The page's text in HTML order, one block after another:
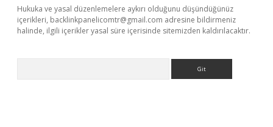
Hukuka ve yasal düzenlemelere aykırı olduğunu düşündüğünüz
içerikleri, backlinkpanelicomtr@gmail.com adresine bildirmeniz
halinde, ilgili içerikler yasal süre içerisinde sitemizden kaldırılacaktır.